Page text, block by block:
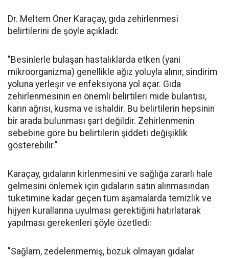
Dr. Meltem Öner Karaçay, gıda zehirlenmesi
belirtilerini de şöyle açıkladı:
"Besinlerle bulaşan hastalıklarda etken (yani
mikroorganizma) genellikle ağız yoluyla alınır, sindirim
yoluna yerleşir ve enfeksiyona yol açar. Gıda
zehirlenmesinin en önemli belirtileri mide bulantısı,
karın ağrısı, kusma ve ishaldir. Bu belirtilerin hepsinin
bir arada bulunması şart değildir. Zehirlenmenin
sebebine göre bu belirtilerin şiddeti değişiklik
gösterebilir."
Karaçay, gıdaların kirlenmesini ve sağlığa zararlı hale
gelmesini önlemek için gıdaların satın alınmasından
tüketimine kadar geçen tüm aşamalarda temizlik ve
hijyen kurallarına uyulması gerektiğini hatırlatarak
yapılması gerekenleri şöyle özetledi:
"Sağlam, zedelenmemiş, bozuk olmayan gıdalar